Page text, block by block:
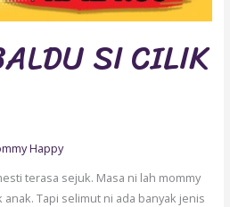
SI CILIK
Happy
terasa sejuk. Masa ni lah mommy
Tapi selimut ni ada banyak jenis